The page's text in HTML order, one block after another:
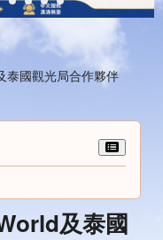
泰國觀光局合作夥伴
及泰國